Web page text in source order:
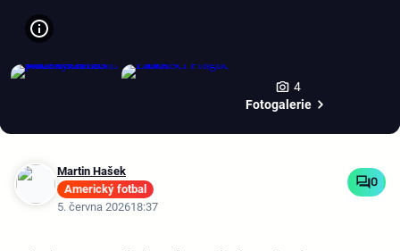
4
Fotogalerie
Martin Hašek
Americký fotbal
5. června 202618:37
0